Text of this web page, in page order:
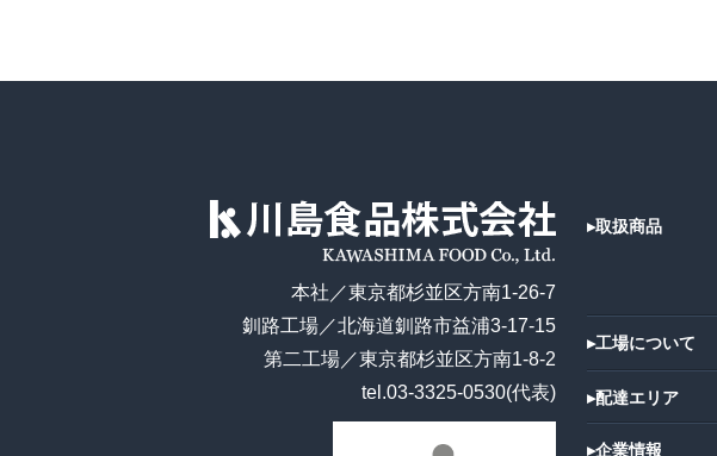
▸取扱商品
▸工場について
▸配達エリア
▸企業情報
本社／東京都杉並区方南1-26-7
釧路工場／北海道釧路市益浦3-17-15
第二工場／東京都杉並区方南1-8-2
tel.03-3325-0530(代表)